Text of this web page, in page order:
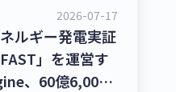
2026-07-17
ルギー発電実証
」を運営す
、60億6,000